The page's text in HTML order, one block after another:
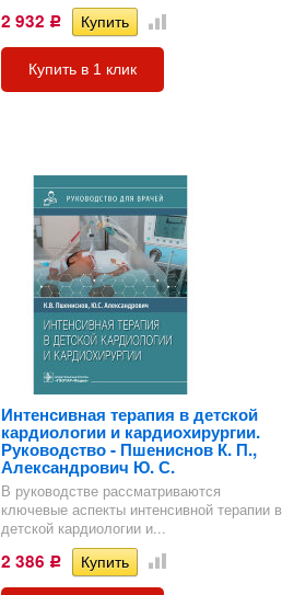
2 932 Р
Купить в 1 клик
Интенсивная терапия в детской
кардиологии и кардиохирургии.
Руководство - Пшениснов К. П.,
Александрович Ю. С.
В руководстве рассматриваются
ключевые аспекты интенсивной терапии в
детской кардиологии и...
2 386 Р